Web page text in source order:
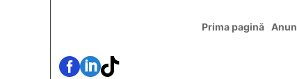
Prima pagină
